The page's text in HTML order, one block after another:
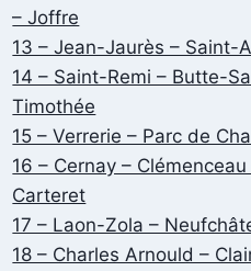
– Joffre
13 – Jean-Jaurès – Saint-
14 – Saint-Remi – Butte-
Timothée
15 – Verrerie – Parc de
16 – Cernay –
Carteret
17 – Laon-Zola –
18 – Charles Arnould –